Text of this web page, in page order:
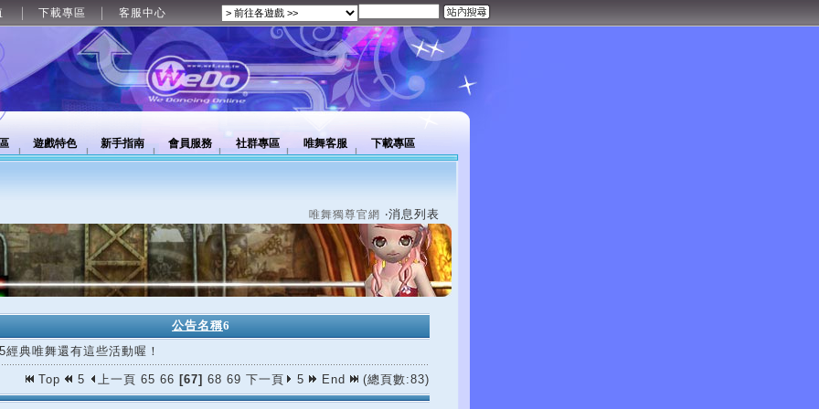
下載專區 客服中心
遊戲特色 新手指南 會員服務 社群專區 唯舞客服 下載專區
唯舞獨尊官網 ‧消息列表
公告名稱6
經典唯舞還有這些活動喔！
Top 5 上一頁 65 66 [67] 68 69 下一頁 5 End (總頁數:83)